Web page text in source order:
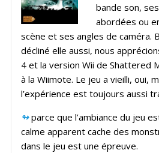
bande son,
abordées ou
scène et ses angles de caméra.
décliné elle aussi, nous
4 et la version Wii de Shattered
à la Wiimote. Le jeu a vieilli, oui,
l’expérience est toujours aussi
↬parce que l’ambiance du jeu
calme apparent cache des
dans le jeu est une épreuve.